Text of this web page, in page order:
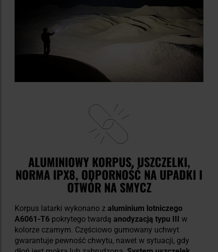
ALUMINIOWY KORPUS, USZCZELKI,
NORMA IPX8, ODPORNOŚĆ NA UPADKI I
OTWÓR NA SMYCZ
Korpus latarki wykonano z aluminium lotniczego
A6061-T6 pokrytego twardą anodyzacją typu III
w
kolorze czarnym. Częściowo gumowany uchwyt
gwarantuje pewność chwytu, nawet w sytuacji, gdy